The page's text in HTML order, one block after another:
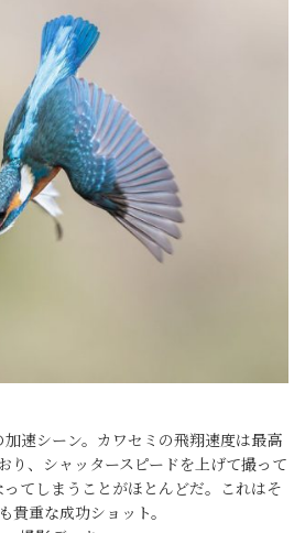
速シーン。カワセミの飛翔速度は最高
、シャッタースピードを上げて撮って
てしまうことがほとんどだ。これはそ
貴重な成功ショット。